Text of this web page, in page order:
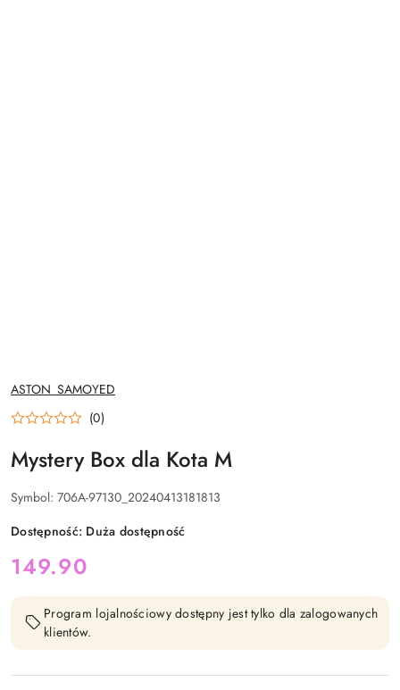
NAZWA
PRODUCENTA:
ASTON_SAMOYED
(0)
Mystery Box dla Kota M
Symbol: 706A-97130_20240413181813
Dostępność: Duża dostępność
cena:
149.90
Program lojalnościowy dostępny jest tylko dla zalogowanych
klientów.